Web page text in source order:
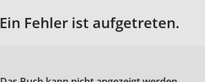
Ein Fehler ist aufgetreten.